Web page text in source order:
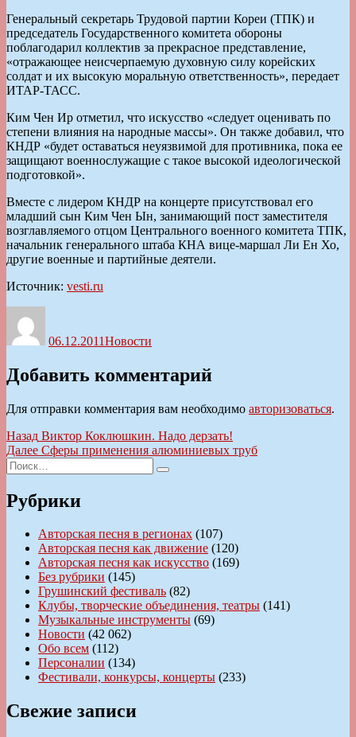
Генеральный секретарь Трудовой партии Кореи (ТПК) и
председатель Государственного комитета обороны
поблагодарил коллектив за прекрасное представление,
«отражающее неисчерпаемую духовную силу корейских
солдат и их высокую моральную ответственность», передает
ИТАР-ТАСС.
Ким Чен Ир отметил, что искусство «следует оценивать по
степени влияния на народные массы». Он также добавил, что
КНДР «будет оставаться неуязвимой для противника, пока ее
защищают военнослужащие с такое высокой идеологической
подготовкой».
Вместе с лидером КНДР на концерте присутствовал его
младший сын Ким Чен Ын, занимающий пост заместителя
возглавляемого отцом Центрального военного комитета ТПК,
начальник генерального штаба КНА вице-маршал Ли Ен Хо,
другие военные и партийные деятели.
Источник: vesti.ru
06.12.2011Новости
Добавить комментарий
Для отправки комментария вам необходимо авторизоваться.
Навигация
по
записям
Назад Предыдущая
запись:
Виктор Коклюшкин. Надо дерзать!
Далее Следующая
Сферы применения алюминиевых труб
Искать:
Поиск
Рубрики
Авторская песня в регионах (107)
Авторская песня как движение (120)
Авторская песня как искусство (169)
Без рубрики (145)
Грушинский фестиваль (82)
Клубы, творческие объединения, театры (141)
Музыкальные инструменты (69)
Новости (42 062)
Обо всем (112)
Персоналии (134)
Фестивали, конкурсы, концерты (233)
Свежие записи